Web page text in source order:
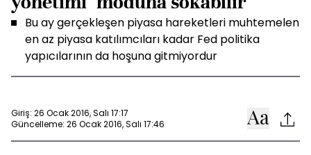
Bu ay gerçekleşen piyasa hareketleri muhtemelen
en az piyasa katılımcıları kadar Fed politika
yapıcılarının da hoşuna gitmiyordur
Giriş: 26 Ocak 2016, Salı 17:17
Güncelleme: 26 Ocak 2016, Salı 17:46